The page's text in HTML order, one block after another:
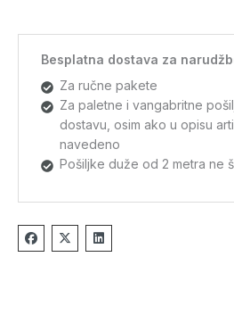
Besplatna dostava za
Za ručne pakete
Za paletne i vangabritne
dostavu, osim ako u opisu
navedeno
Pošiljke duže od 2 metra ne